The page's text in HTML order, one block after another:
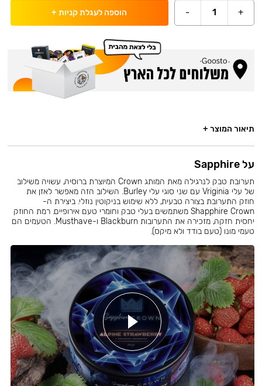
+
1
- הוספה לעגלת קניות +
תיאור המוצר +
על Sapphire
תערובת טבק לנרגילה מאת המותג Crown המיוצרת ברוסיה, עשויה משילוב
של עלי Vriginia עם שני סוגי עלי Burley. השילוב הזה מאפשר לאזן את
חוזק התערובת בצורה טבעית, ללא שימוש בניקוטין נוזלי. ביצירת ה-
Shapphire Crown משתמשים בעלי טבק וחומרי טעם אירופיים. רמת החוזק
יחסית חזקה, מזכירה את התערובות Blackburn ו-Musthave. הטעמים הם
טעמי מונו (טעם בודד ולא מיקס).